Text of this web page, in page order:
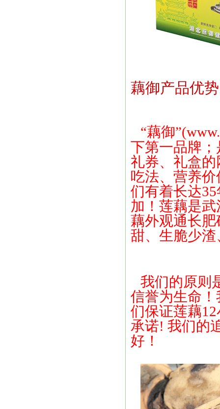
藕御产品优势
“藕御”(
下第一品牌
礼券、礼盒
吃法、营养
们有着长达
加！ 莲藕是
藕外观通长
甜、生脆少
我们的原则
信誉为生命
们保证莲藕
承诺! 我们的
好！